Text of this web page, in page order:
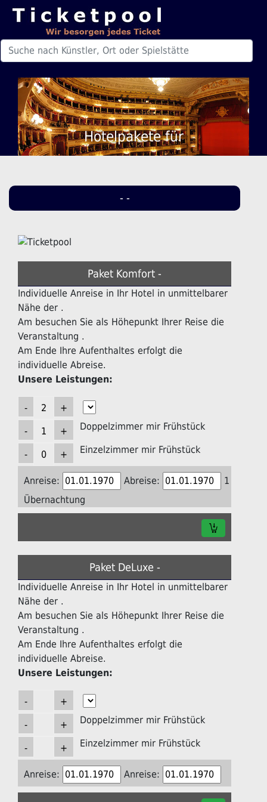
Hotelpakete für
- -
Paket Komfort -
Individuelle Anreise in Ihr Hotel in unmittelbarer
Nähe der .
Am besuchen Sie als Höhepunkt Ihrer Reise die
Veranstaltung .
Am Ende Ihre Aufenthaltes erfolgt die
individuelle Abreise.
Unsere Leistungen:
Doppelzimmer mir Frühstück
Einzelzimmer mir Frühstück
Anreise: Abreise:
1
Übernachtung
Paket DeLuxe -
Individuelle Anreise in Ihr Hotel in unmittelbarer
Nähe der .
Am besuchen Sie als Höhepunkt Ihrer Reise die
Veranstaltung .
Am Ende Ihre Aufenthaltes erfolgt die
individuelle Abreise.
Unsere Leistungen:
Doppelzimmer mir Frühstück
Einzelzimmer mir Frühstück
Anreise: Anreise: